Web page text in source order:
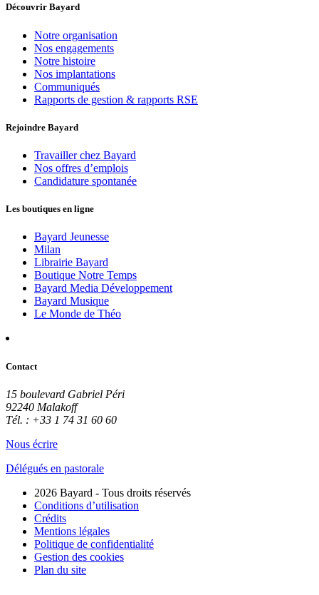
Découvrir Bayard
Notre organisation
Nos engagements
Notre histoire
Nos implantations
Communiqués
Rapports de gestion & rapports RSE
Rejoindre Bayard
Travailler chez Bayard
Nos offres d’emplois
Candidature spontanée
Les boutiques en ligne
Bayard Jeunesse
Milan
Librairie Bayard
Boutique Notre Temps
Bayard Media Développement
Bayard Musique
Le Monde de Théo
Contact
15 boulevard Gabriel Péri
92240 Malakoff
Tél. : +33 1 74 31 60 60
Nous écrire
Délégués en pastorale
2026 Bayard - Tous droits réservés
Conditions d’utilisation
Crédits
Mentions légales
Politique de confidentialité
Gestion des cookies
Plan du site